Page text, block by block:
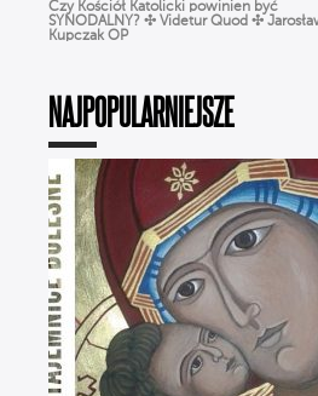
SYNODALNY? ✣ Videtur Quod ✣ Jarosław
Kupczak OP
czy zagrożenie? Jak rozpoznać
działanie DUCHA ŚWIĘTEGO?
Różaniec dla ludzi ZMĘCZONYCH
Szałkowski OP
Ciało nie jest GRZESZNE. Ks. Woźniak
o WCIELENIU Boga i prawdziwym
człowieczeństwie
WIERZYMY… ALE ŹLE, czyli Ks. Strzelczyk
o BŁĘDACH w wierze, które popełniamy
na co dzień
To NIE jest modlitwa dla starszych ludzi!
Odkryj moc RÓŻAŃCA | Michał
OP
Dlaczego Bóg oszalał z miłości
do człowieka? ✢ Cyprian Klahs OP
NAJPOPULARNIEJSZE